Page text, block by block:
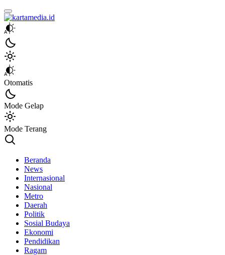
kartamedia.id
Jujur Mengabari
Otomatis
Mode Gelap
Mode Terang
Beranda
News
Internasional
Nasional
Metro
Daerah
Politik
Sosial Budaya
Ekonomi
Pendidikan
Ragam